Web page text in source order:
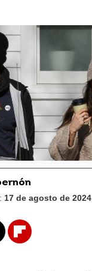
radiante
Dakota Johnson
reacciona
17 de agosto de
Flipboard